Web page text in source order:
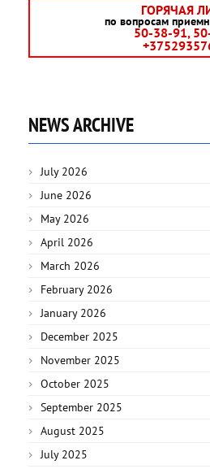
ГОРЯЧАЯ
по вопросам
50-38-91,
NEWS ARCHIVE
July 2026
June 2026
May 2026
April 2026
March 2026
February 2026
January 2026
December 2025
November 2025
October 2025
September 2025
August 2025
July 2025